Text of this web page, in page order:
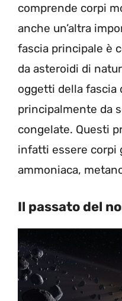
comprende corpi
anche un’altra
fascia principale è
da asteroidi di
oggetti della fascia
principalmente da
congelate. Questi
infatti essere corpi
ammoniaca,
Il passato del